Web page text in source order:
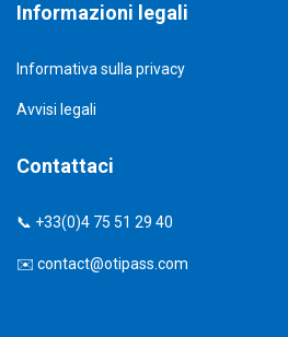
Informazioni legali
Informativa sulla privacy
Avvisi legali
Contattaci
📞 +33(0)4 75 51 29 40
✉️ contact@otipass.com